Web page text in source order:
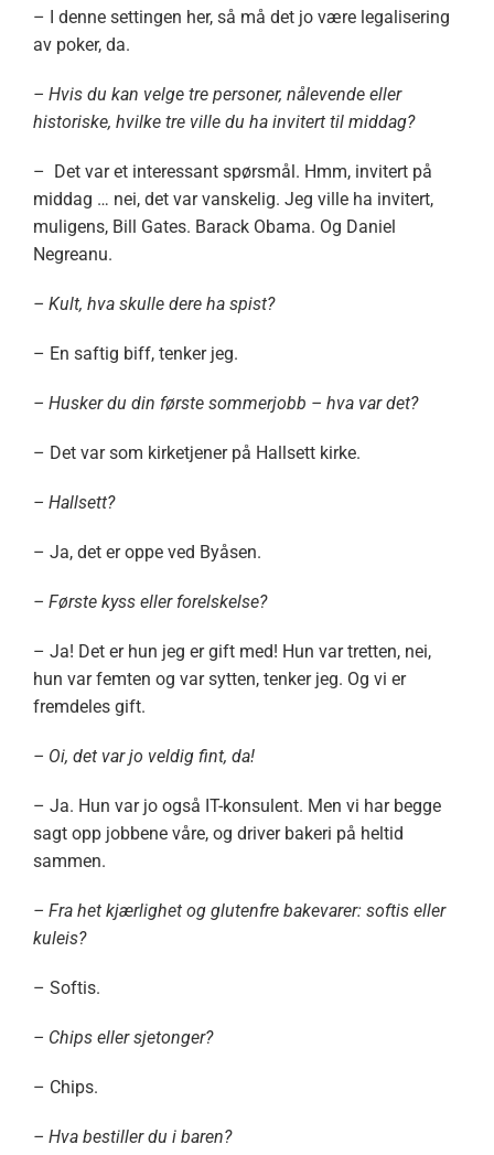
– I denne settingen her, så må det jo være legalisering
av poker, da.
– Hvis du kan velge tre personer, nålevende eller
historiske, hvilke tre ville du ha invitert til middag?
– Det var et interessant spørsmål. Hmm, invitert på
middag … nei, det var vanskelig. Jeg ville ha invitert,
muligens, Bill Gates. Barack Obama. Og Daniel
Negreanu.
– Kult, hva skulle dere ha spist?
– En saftig biff, tenker jeg.
– Husker du din første sommerjobb – hva var det?
– Det var som kirketjener på Hallsett kirke.
– Hallsett?
– Ja, det er oppe ved Byåsen.
– Første kyss eller forelskelse?
– Ja! Det er hun jeg er gift med! Hun var tretten, nei,
hun var femten og var sytten, tenker jeg. Og vi er
fremdeles gift.
– Oi, det var jo veldig fint, da!
– Ja. Hun var jo også IT-konsulent. Men vi har begge
sagt opp jobbene våre, og driver bakeri på heltid
sammen.
– Fra het kjærlighet og glutenfre bakevarer: softis eller
kuleis?
– Softis.
– Chips eller sjetonger?
– Chips.
– Hva bestiller du i baren?